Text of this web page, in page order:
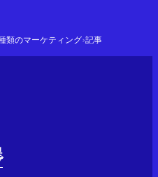
類のマーケティング›記事